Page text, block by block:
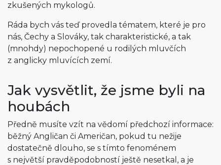
zkušených mykologů.
Ráda bych vás teď provedla tématem, které je pro
nás, Čechy a Slováky, tak charakteristické, a tak
(mnohdy) nepochopené u rodilých mluvčích
z anglicky mluvících zemí.
Jak vysvětlit, že jsme byli na
houbách
Předně musíte vzít na vědomí předchozí informace:
běžný Angličan či Američan, pokud tu nežije
dostatečně dlouho, se s tímto fenoménem
s největší pravděpodobností ještě nesetkal, a je